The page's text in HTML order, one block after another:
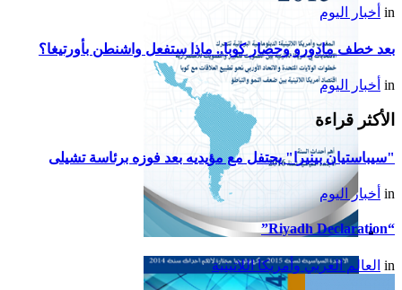
تقرير أمريكا اللاتينية لسنة
2015
in أخبار اليوم
بعد خطف مادورو وحصار كوبا.. ماذا ستفعل واشنطن بأورتيغا؟
in أخبار اليوم
الأكثر قراءة
"سيباستيان بينيرا" يحتفل مع مؤيديه بعد فوزه برئاسة تشيلى
in أخبار اليوم
“Riyadh Declaration”
in العالم العربي وأمريكا اللاتينية